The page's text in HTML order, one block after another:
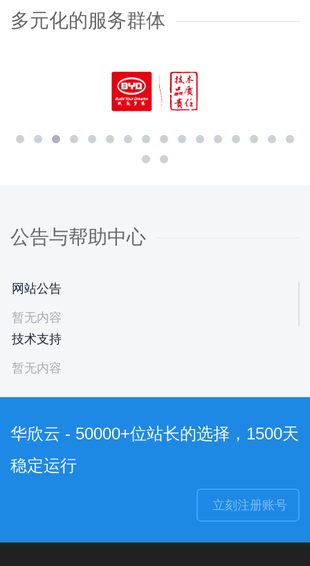
多元化的服务群体
公告与帮助中心
网站公告
暂无内容
技术支持
暂无内容
华欣云 - 50000+位站长的选择，1500天
稳定运行
立刻注册账号